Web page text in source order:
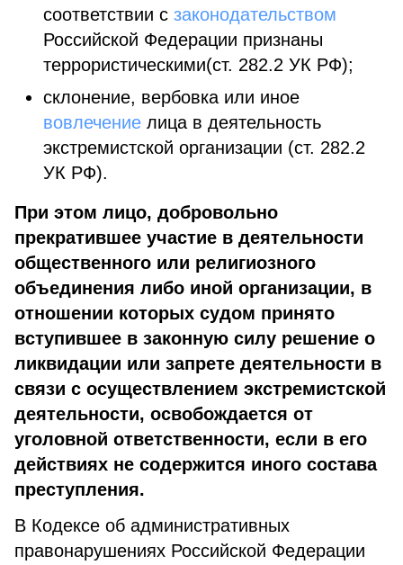
соответствии с законодательством
Российской Федерации признаны
террористическими(ст. 282.2 УК РФ);
склонение, вербовка или иное
вовлечение лица в деятельность
экстремистской организации (ст. 282.2
УК РФ).
При этом лицо, добровольно
прекратившее участие в деятельности
общественного или религиозного
объединения либо иной организации, в
отношении которых судом принято
вступившее в законную силу решение о
ликвидации или запрете деятельности в
связи с осуществлением экстремистской
деятельности, освобождается от
уголовной ответственности, если в его
действиях не содержится иного состава
преступления.
В Кодексе об административных
правонарушениях Российской Федерации